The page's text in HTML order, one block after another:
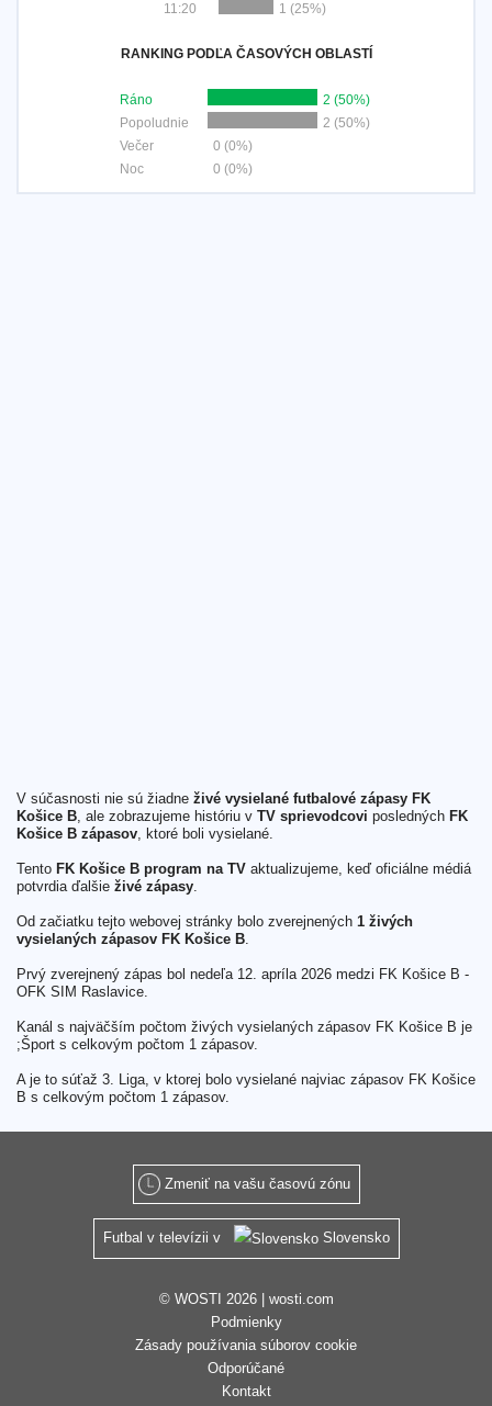
11:20
1 (25%)
RANKING PODĽA ČASOVÝCH OBLASTÍ
Ráno
2 (50%)
Popoludnie
2 (50%)
Večer
0 (0%)
Noc
0 (0%)
V súčasnosti nie sú žiadne živé vysielané futbalové zápasy FK
Košice B, ale zobrazujeme históriu v TV sprievodcovi posledných FK
Košice B zápasov, ktoré boli vysielané.
Tento FK Košice B program na TV aktualizujeme, keď oficiálne médiá
potvrdia ďalšie živé zápasy.
Od začiatku tejto webovej stránky bolo zverejnených 1 živých
vysielaných zápasov FK Košice B.
Prvý zverejnený zápas bol nedeľa 12. apríla 2026 medzi FK Košice B -
OFK SIM Raslavice.
Kanál s najväčším počtom živých vysielaných zápasov FK Košice B je
;Šport s celkovým počtom 1 zápasov.
A je to súťaž 3. Liga, v ktorej bolo vysielané najviac zápasov FK Košice
B s celkovým počtom 1 zápasov.
Zmeniť na vašu časovú zónu
Futbal v televízii v Slovensko
© WOSTI 2026 | wosti.com
Podmienky
Zásady používania súborov cookie
Odporúčané
Kontakt